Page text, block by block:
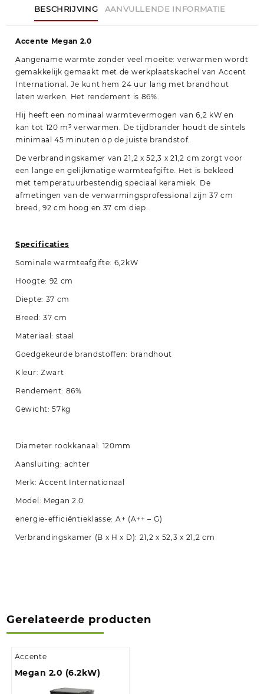
BESCHRIJVING AANVULLENDE INFORMATIE
Accente Megan 2.0
Aangename warmte zonder veel moeite: verwarmen wordt
gemakkelijk gemaakt met de werkplaatskachel van Accent
International. Je kunt hem 24 uur lang met brandhout
laten werken. Het rendement is 86%.
Hij heeft een nominaal warmtevermogen van 6,2 kW en
kan tot 120 m³ verwarmen. De tijdbrander houdt de sintels
minimaal 45 minuten op de juiste brandstof.
De verbrandingskamer van 21,2 x 52,3 x 21,2 cm zorgt voor
een lange en gelijkmatige warmteafgifte. Het is bekleed
met temperatuurbestendig speciaal keramiek. De
afmetingen van de verwarmingsprofessional zijn 37 cm
breed, 92 cm hoog en 37 cm diep.
Specificaties
Sominale warmteafgifte: 6,2kW
Hoogte: 92 cm
Diepte: 37 cm
Breed: 37 cm
Materiaal: staal
Goedgekeurde brandstoffen: brandhout
Kleur: Zwart
Rendement: 86%
Gewicht: 57kg
Diameter rookkanaal: 120mm
Aansluiting: achter
Merk: Accent Internationaal
Model: Megan 2.0
energie-efficiëntieklasse: A+ (A++ – G)
Verbrandingskamer (B x H x D): 21,2 x 52,3 x 21,2 cm
Gerelateerde producten
Accente
Megan 2.0 (6.2kW)